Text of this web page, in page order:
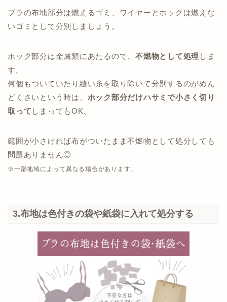
ブラの布地部分は燃えるゴミ
ワイヤーとホックは燃えな
いゴミ として分別しましょう。
ホック部分は金属類にあたるので、不燃物として処理 しま
す。
何個もついていたり縫い糸を取り除いて分別するのがめん
どくさいという時は、 ホック部分だけハサミで小さく切り
取って しまってもOK。
範囲が小さければ布がついたまま不燃物として処分しても
問題ありません◎
※一部地域によって異なる場合があります。
3.布地は色付きの袋や紙袋に入れて処分する